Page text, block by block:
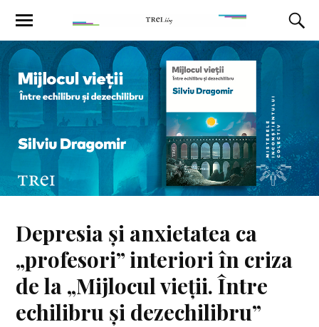
Depresia și anxietatea ca
„profesori” interiori în criza
de la „Mijlocul vieții. Între
echilibru și dezechilibru”